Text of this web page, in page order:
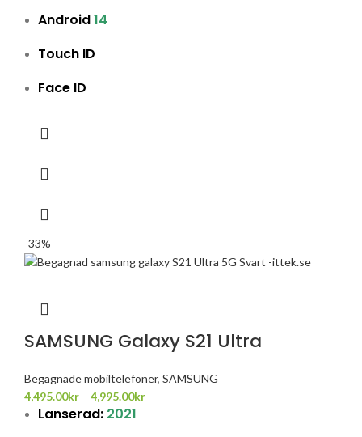
Android14
Touch ID
Face ID
-33%
SAMSUNG Galaxy S21 Ultra
Begagnade mobiltelefoner, SAMSUNG
4,495.00kr – 4,995.00kr
Lanserad: 2021